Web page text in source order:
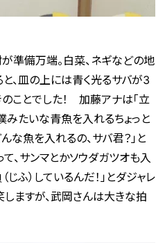
準備万端。白菜、ネギなどの地
、皿の上には青く光るサバが3
ことでした！ 加藤アナは「立
みたいな青魚を入れるちょっと
な魚を入れるの、サバ君？」と
、サンマとかソウダガツオも入
ふ）しているんだ！」とダジャレ
ますが、武岡さんは大きな拍